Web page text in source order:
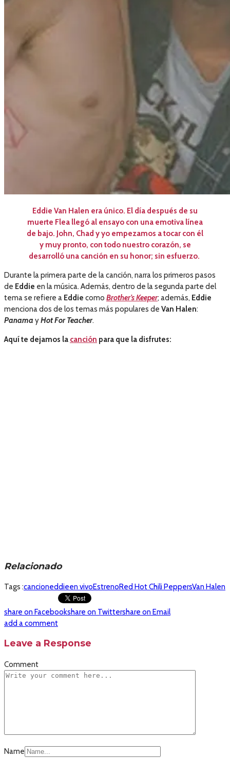
Eddie Van Halen era único. El día después de su
muerte Flea llegó al ensayo con una emotiva línea
de bajo. John, Chad y yo empezamos a tocar con él
y muy pronto, con todo nuestro corazón, se
desarrolló una canción en su honor; sin esfuerzo.
Durante la primera parte de la canción, narra los primeros pasos
de Eddie en la música. Además, dentro de la segunda parte del
tema se refiere a Eddie como Brother’s Keeper; además, Eddie
menciona dos de los temas más populares de Van Halen:
Panama yHot For Teacher.
Aquí te dejamos la canción para que la disfrutes:
Relacionado
Tags :cancioneddieen vivoEstrenoRed Hot Chili PeppersVan Halen
share on Facebookshare on Twittershare on Email
add a comment
Leave a Response
Comment
Name